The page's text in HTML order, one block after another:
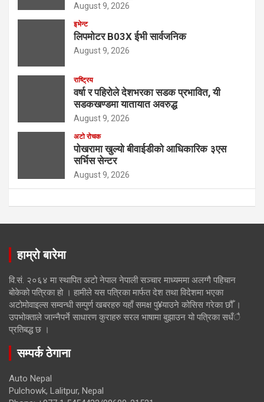
August 9, 2026
इभेन्ट
लिपमोटर B03X ईभी सार्वजनिक
August 9, 2026
राष्ट्रिय
वर्षा र पहिरोले देशभरका सडक प्रभावित, यी
सडकखण्डमा यातायात अवरुद्ध
August 9, 2026
अटो रोचक
पोखरामा खुल्यो बीवाईडीको आधिकारिक ३एस
सर्भिस सेन्टर
August 9, 2026
हाम्रो बारेमा
वि.सं. २०६४ मा स्थापित अटो नेपाल नेपाली सञ्चार माध्यममा अलग्गै पहिचान
बोकेको पत्रिका हो । हामीले यस पत्रिका मार्फत देश तथा विदेशमा भएका
अटोमोवाइल्स सम्वन्धी सम्पुर्ण खबरहरु यहाँ समक्ष पु¥याउने कोसिस गरेका छौँ ।
उपभोक्ताले जान्नैपर्ने साधारण कुराहरु सरल भाषामा बुझाउन यो पत्रिका सधँै
प्रतिबद्ध छ ।
सम्पर्क ठेगाना
Auto Nepal
Pulchowk, Lalitpur, Nepal